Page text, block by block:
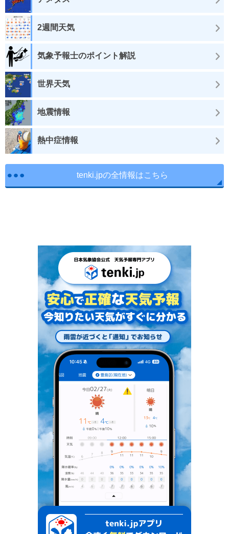
2週間天気
気象予報士のポイント解説
世界天気
地震情報
熱中症情報
tenki.jpの全情報はこちら